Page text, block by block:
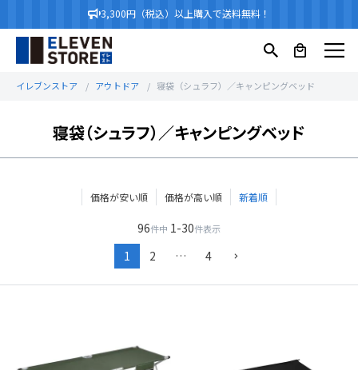
3,300円（税込）以上購入で送料無料！
イレブンストア アウトドア 寝袋（シュラフ）／キャンピングベッド
寝袋（シュラフ）／キャンピングベッド
価格が安い順 価格が高い順 新着順
96件中 1-30件表示
1 2 … 4